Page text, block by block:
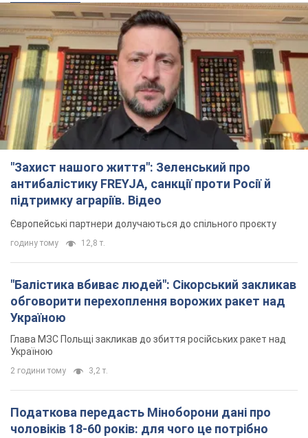
"Захист нашого життя": Зеленський про
антибалістику FREYJA, санкції проти Росії й
підтримку аграріїв. Відео
Європейські партнери долучаються до спільного проєкту
годину тому 12,8 т.
"Балістика вбиває людей": Сікорський закликав
обговорити перехоплення ворожих ракет над
Україною
Глава МЗС Польщі закликав до збиття російських ракет над
Україною
2 години тому 3,2 т.
Податкова передасть Міноборони дані про
чоловіків 18-60 років: для чого це потрібно